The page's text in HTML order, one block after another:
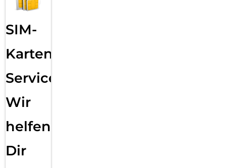
SIM-
Karten
Service:
Wir
helfen
Dir